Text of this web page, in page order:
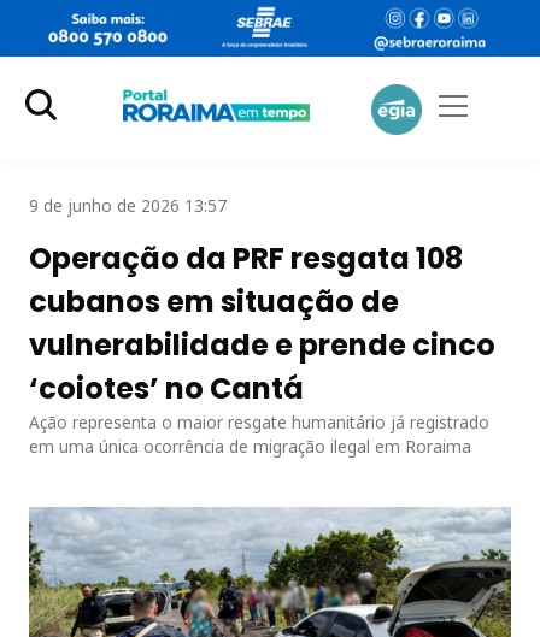
9 de junho de 2026 13:57
Operação da PRF resgata 108
cubanos em situação de
vulnerabilidade e prende cinco
‘coiotes’ no Cantá
Ação representa o maior resgate humanitário já registrado
em uma única ocorrência de migração ilegal em Roraima